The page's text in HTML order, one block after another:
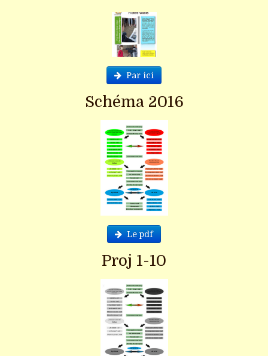
Par ici
Schéma 2016
Le pdf
Proj 1-10